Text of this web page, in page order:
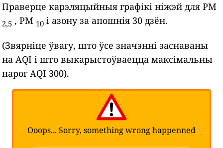
Праверце карэляцыйныя графікі ніжэй для PM
2,5 , PM 10 і азону за апошнія 30 дзён.
(Звярніце ўвагу, што ўсе значэнні заснаваны
на AQI і што выкарыстоўваецца максімальны
парог AQI 300).
Ooops... Sorry, something wrong happenned